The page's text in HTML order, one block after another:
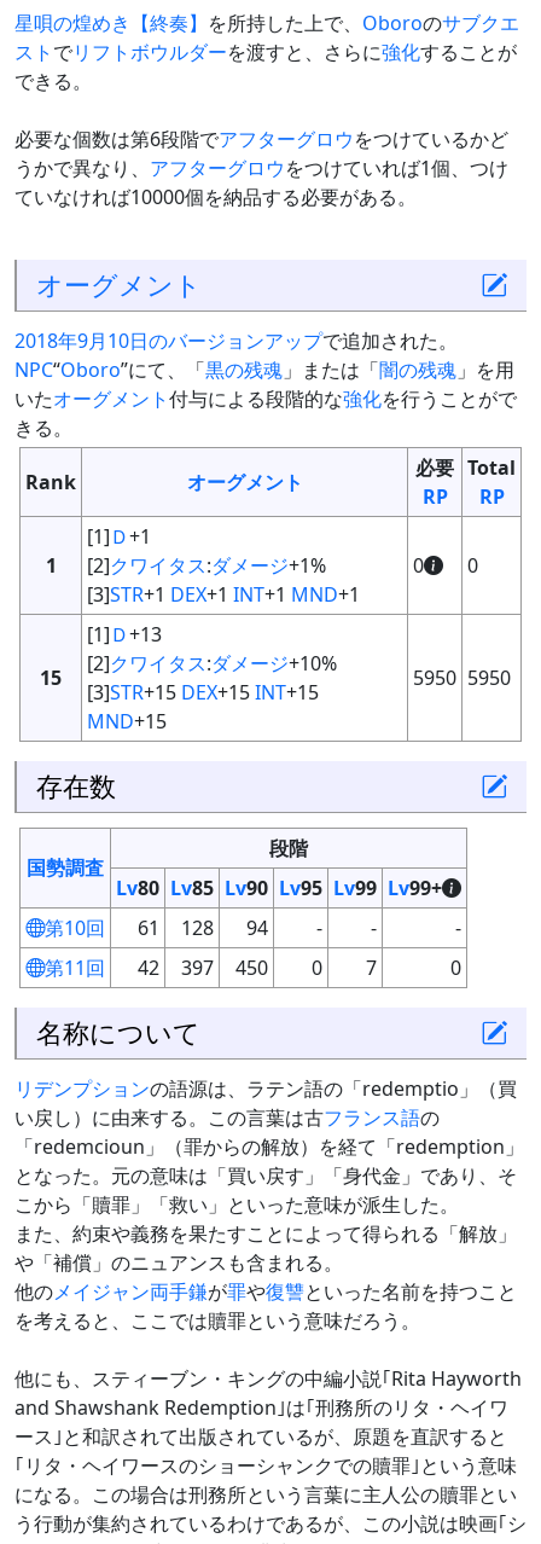
星唄の煌めき【終奏】 を所持した上で、 Oboroのサブクエ
スト でリフトボウルダーを渡すと、さらに強化することが
できる。
必要な個数は第6段階でアフターグロウをつけているかど
うかで異なり、 アフターグロウをつけていれば1個、つけ
ていなければ10000個を納品する必要がある。
オーグメント
2018年9月10日のバージョンアップで追加された。
NPC“Oboro”にて、「黒の残魂 」または「闇の残魂 」を用
いたオーグメント付与による段階的な強化を行うことがで
きる。
Rank オーグメント
必要
RP
Total
RP
1
[1]Ｄ+1
[2]クワイタス:ダメージ+1%
[3]STR+1 DEX+1 INT+1 MND+1
0 0
15
[1]Ｄ+13
[2]クワイタス:ダメージ+10%
[3]STR+15 DEX+15INT+15
MND+15
5950 5950
存在数
国勢調査
段階
Lv80 Lv85 Lv90 Lv95 Lv99 Lv99+
第10回
61 128 94 - -
-
第11回
42 397 450 0 7 0
名称について
リデンプションの語源は、ラテン語の「redemptio」（買
い戻し）に由来する。この言葉は古フランス語の
「redemcioun」（罪からの解放）を経て「redemption」
となった。元の意味は「買い戻す」「身代金」であり、そ
こから「贖罪」「救い」といった意味が派生した。
また、約束や義務を果たすことによって得られる「解放」
や「補償」のニュアンスも含まれる。
他のメイジャン両手鎌が罪や復讐といった名前を持つこと
を考えると、ここでは贖罪という意味だろう。
他にも、スティーブン・キングの中編小説｢Rita Hayworth
and Shawshank Redemption｣は｢刑務所のリタ・ヘイワ
ース｣と和訳されて出版されているが、原題を直訳すると
｢リタ・ヘイワースのショーシャンクでの贖罪｣という意味
になる。この場合は刑務所という言葉に主人公の贖罪とい
う行動が集約されているわけであるが、この小説は映画｢シ